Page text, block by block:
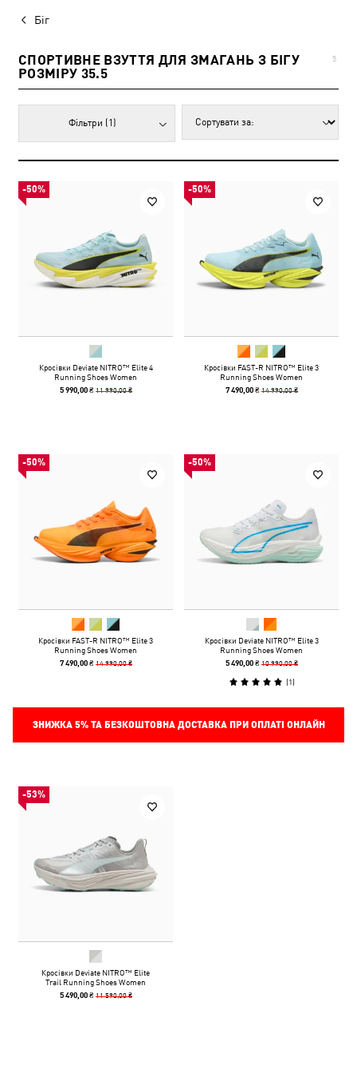
Біг
СПОРТИВНЕ ВЗУТТЯ ДЛЯ ЗМАГАНЬ З БІГУ
РОЗМІРУ 35.5
5
Фільтри (1)
-50%
Кросівки Deviate NITRO™ Elite 4
Running Shoes Women
5 990,00 ₴ 11 990,00 ₴
-50%
Кросівки FAST-R NITRO™ Elite 3
Running Shoes Women
7 490,00 ₴ 14 990,00 ₴
-50%
Кросівки FAST-R NITRO™ Elite 3
Running Shoes Women
7 490,00 ₴ 14 990,00 ₴
-50%
Кросівки Deviate NITRO™ Elite 3
Running Shoes Women
5 490,00 ₴ 10 990,00 ₴
(1)
ЗНИЖКА 5%ТА БЕЗКОШТОВНА ДОСТАВКА ПРИ ОПЛАТІ ОНЛАЙН
-53%
Кросівки Deviate NITRO™ Elite
Trail Running Shoes Women
5 490,00 ₴ 11 590,00 ₴